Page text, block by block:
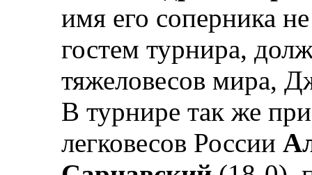
имя его соперника
гостем турнира,
тяжеловесов мира,
В турнире так же
легковесов России